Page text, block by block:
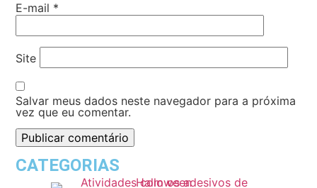
E-mail *
Site
Salvar meus dados neste navegador para a próxima
vez que eu comentar.
CATEGORIAS